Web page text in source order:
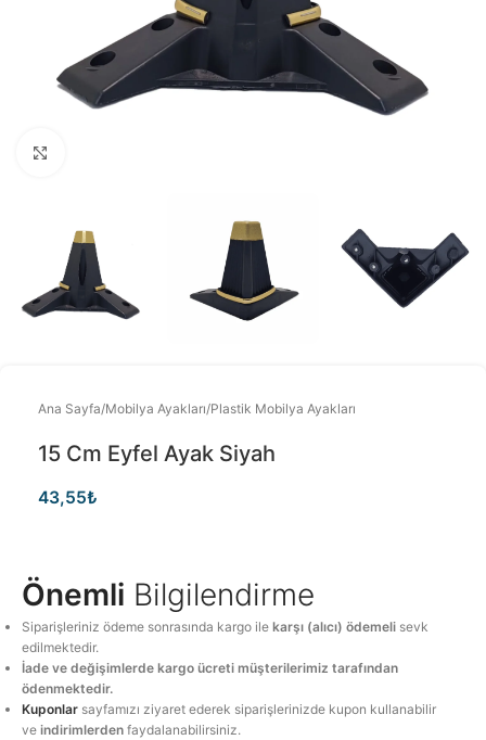
Ana Sayfa/Mobilya Ayakları/Plastik Mobilya Ayakları
15 Cm Eyfel Ayak Siyah
43,55₺
Önemli Bilgilendirme
Siparişleriniz ödeme sonrasında kargo ilekarşı (alıcı) ödemeli sevk
edilmektedir.
İade ve değişimlerde kargo ücreti müşterilerimiz tarafından
ödenmektedir.
Kuponlar sayfamızı ziyaret ederek siparişlerinizde kupon kullanabilir
veindirimlerden faydalanabilirsiniz.